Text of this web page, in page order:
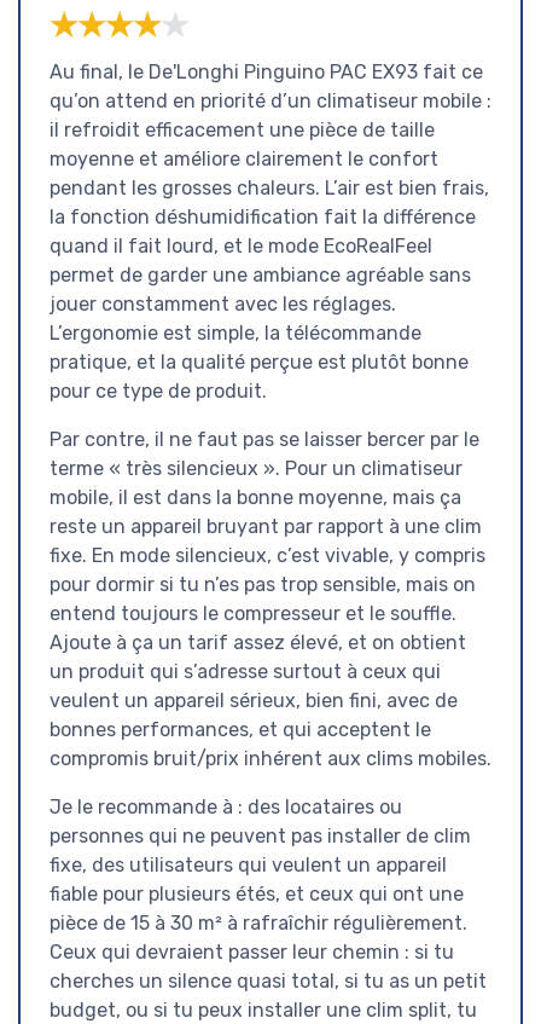
★★★★★
★★★★★
Au final, le De'Longhi Pinguino PAC EX93 fait ce
qu’on attend en priorité d’un climatiseur mobile :
il refroidit efficacement une pièce de taille
moyenne et améliore clairement le confort
pendant les grosses chaleurs. L’air est bien frais,
la fonction déshumidification fait la différence
quand il fait lourd, et le mode EcoRealFeel
permet de garder une ambiance agréable sans
jouer constamment avec les réglages.
L’ergonomie est simple, la télécommande
pratique, et la qualité perçue est plutôt bonne
pour ce type de produit.
Par contre, il ne faut pas se laisser bercer par le
terme « très silencieux ». Pour un climatiseur
mobile, il est dans la bonne moyenne, mais ça
reste un appareil bruyant par rapport à une clim
fixe. En mode silencieux, c’est vivable, y compris
pour dormir si tu n’es pas trop sensible, mais on
entend toujours le compresseur et le souffle.
Ajoute à ça un tarif assez élevé, et on obtient
un produit qui s’adresse surtout à ceux qui
veulent un appareil sérieux, bien fini, avec de
bonnes performances, et qui acceptent le
compromis bruit/prix inhérent aux clims mobiles.
Je le recommande à : des locataires ou
personnes qui ne peuvent pas installer de clim
fixe, des utilisateurs qui veulent un appareil
fiable pour plusieurs étés, et ceux qui ont une
pièce de 15 à 30 m² à rafraîchir régulièrement.
Ceux qui devraient passer leur chemin : si tu
cherches un silence quasi total, si tu as un petit
budget, ou si tu peux installer une clim split, tu